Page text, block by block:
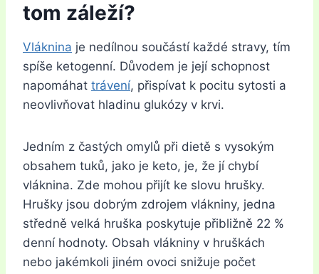
tom záleží?
Vláknina je nedílnou součástí každé stravy, tím
spíše ketogenní. Důvodem je její schopnost
napomáhat trávení, přispívat k pocitu sytosti a
neovlivňovat hladinu glukózy v krvi.
Jedním z častých omylů při dietě s vysokým
obsahem tuků, jako je keto, je, že jí chybí
vláknina. Zde mohou přijít ke slovu hrušky.
Hrušky jsou dobrým zdrojem vlákniny, jedna
středně velká hruška poskytuje přibližně 22 %
denní hodnoty. Obsah vlákniny v hruškách
nebo jakémkoli jiném ovoci snižuje počet